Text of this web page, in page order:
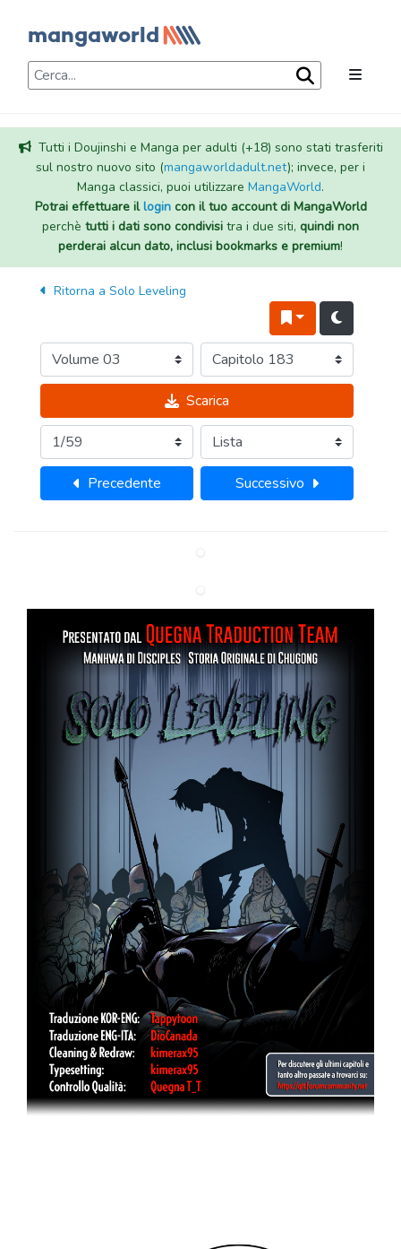
Tutti i Doujinshi e Manga per adulti (+18) sono stati trasferiti
sul nostro nuovo sito (mangaworldadult.net); invece, per i
Manga classici, puoi utilizzare MangaWorld.
Potrai effettuare illogincon il tuo account di MangaWorld
perchè tutti i dati sono condivisi tra i due siti, quindi non
perderai alcun dato, inclusi bookmarks e premium!
Ritorna a Solo Leveling
Scarica
Precedente Successivo